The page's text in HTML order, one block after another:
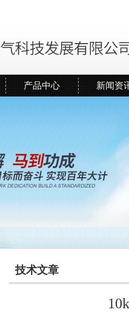
产品中心 新闻资
技术文章